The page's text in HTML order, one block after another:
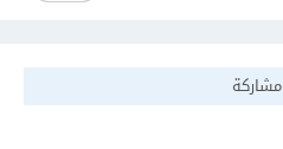
مشاركة